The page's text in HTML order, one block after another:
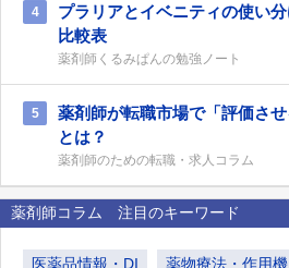
4
プラリアとイベニティの使い
比較表
薬剤師くるみぱんの勉強ノート
5
薬剤師が転職市場で「評価させ
とは？
薬剤師のための転職・求人コラム
薬剤師コラム 注目のキーワード
医薬品情報・DI 薬物療法・作用